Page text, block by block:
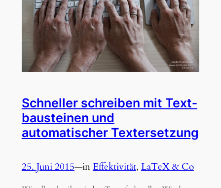
Schneller schreiben mit Text­
bau­steinen und
automatischer Text­ersetzung
25. Juni 2015—inEffektivität, LaTeX & Co